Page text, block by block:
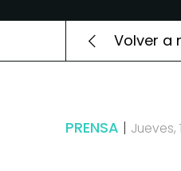
Volver a
PRENSA Jueves,